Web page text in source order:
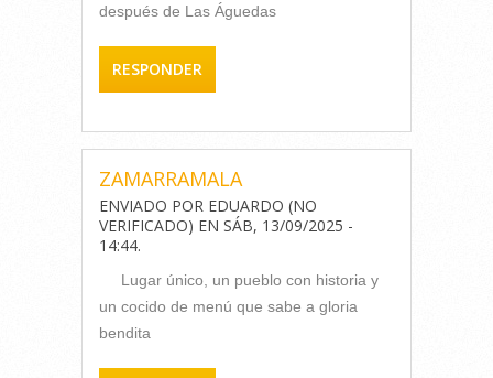
después de Las Águedas
RESPONDER
ZAMARRAMALA
ENVIADO POR EDUARDO (NO
VERIFICADO) EN SÁB, 13/09/2025 -
14:44.
Lugar único, un pueblo con historia y
un cocido de menú que sabe a gloria
bendita